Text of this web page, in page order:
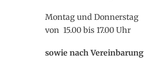
Montag und Donnerstag
von 15.00 bis 17.00 Uhr
sowie nach Vereinbarung